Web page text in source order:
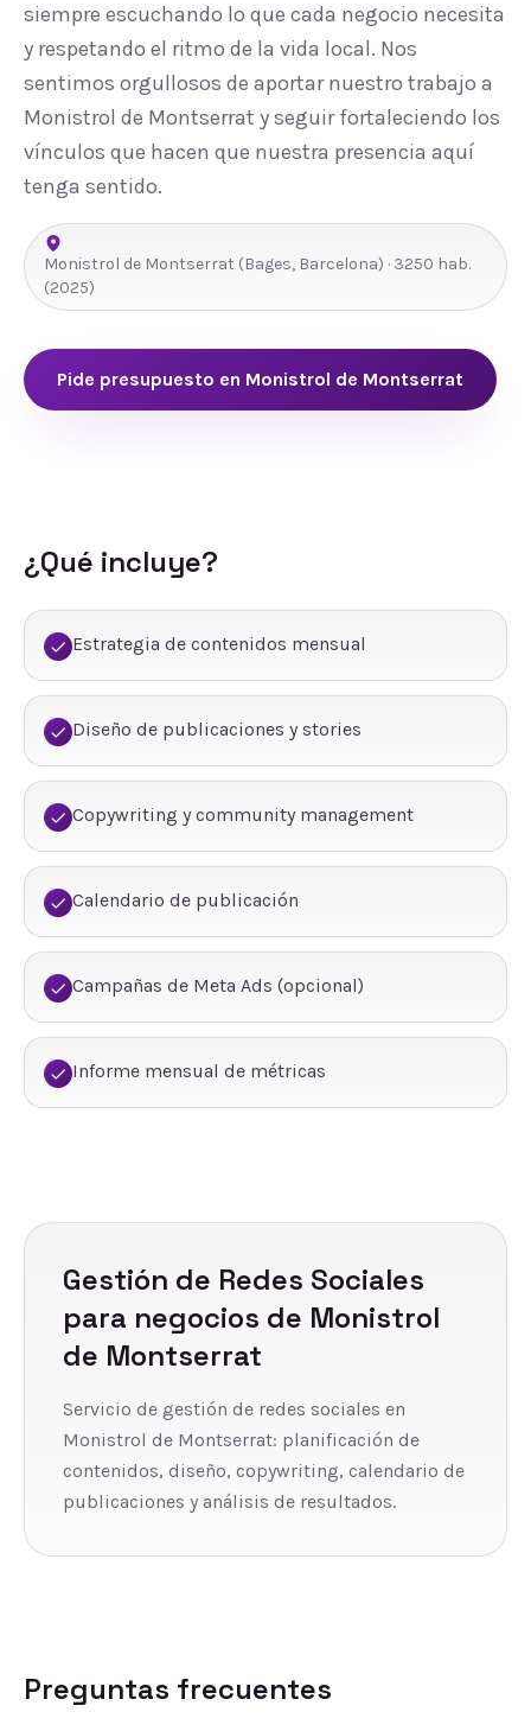
siempre escuchando lo que cada negocio necesita
y respetando el ritmo de la vida local. Nos
sentimos orgullosos de aportar nuestro trabajo a
Monistrol de Montserrat y seguir fortaleciendo los
vínculos que hacen que nuestra presencia aquí
tenga sentido.
Monistrol de Montserrat (Bages, Barcelona) · 3250 hab.
(2025)
Pide presupuesto en Monistrol de Montserrat
¿Qué incluye?
Estrategia de contenidos mensual
Diseño de publicaciones y stories
Copywriting y community management
Calendario de publicación
Campañas de Meta Ads (opcional)
Informe mensual de métricas
Gestión de Redes Sociales
para negocios de Monistrol
de Montserrat
Servicio de gestión de redes sociales en
Monistrol de Montserrat: planificación de
contenidos, diseño, copywriting, calendario de
publicaciones y análisis de resultados.
Preguntas frecuentes